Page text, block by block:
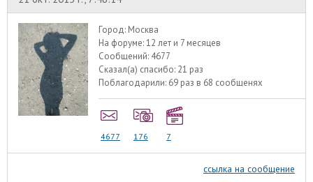
Город: Москва
На форуме:12 лет и 7 месяцев
Сообщений: 4677
Сказал(а) спасибо: 21 раз
Поблагодарили: 69 раз в 68 сообщенях
4677 176 7
ссылка на сообщение